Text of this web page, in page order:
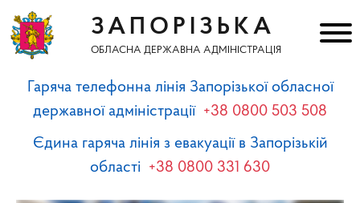
ЗАПОРІЗЬКА
ОБЛАСНА ДЕРЖАВНА АДМІНІСТРАЦІЯ
Гаряча телефонна лінія Запорізької обласної
державної адміністрації +38 0800 503 508
Єдина гаряча лінія з евакуації в Запорізькій
області +38 0800 331 630